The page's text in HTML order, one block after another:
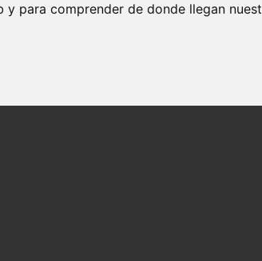
para comprender de donde llegan